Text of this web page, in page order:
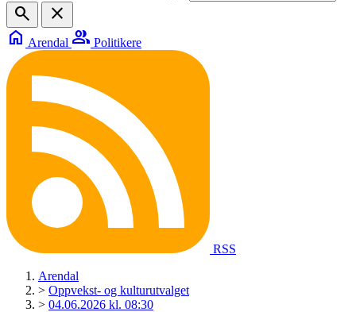
search
close
home Arendal group Politikere
RSS
Arendal
> Oppvekst- og kulturutvalget
> 04.06.2026 kl. 08:30